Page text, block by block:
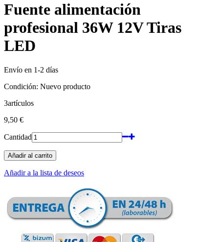
Fuente alimentación
profesional 36W 12V Tiras
LED
Envío en 1-2 días
Condición: Nuevo producto
3artículos
9,50 €
Cantidad
Añadir al carrito
Añadir a la lista de deseos